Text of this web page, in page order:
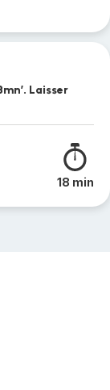
Laisser
18 min